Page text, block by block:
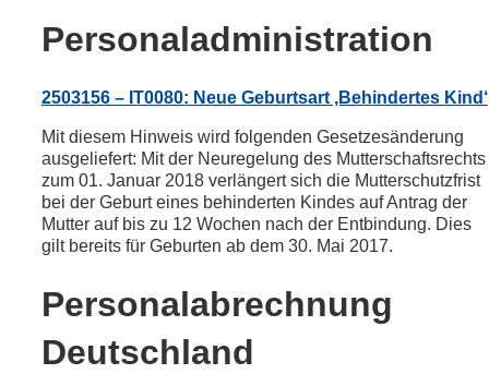
Personaladministration
2503156 – IT0080: Neue Geburtsart ‚Behindertes Kind‘
Mit diesem Hinweis wird folgenden Gesetzesänderung
ausgeliefert: Mit der Neuregelung des Mutterschaftsrechts
zum 01. Januar 2018 verlängert sich die Mutterschutzfrist
bei der Geburt eines behinderten Kindes auf Antrag der
Mutter auf bis zu 12 Wochen nach der Entbindung. Dies
gilt bereits für Geburten ab dem 30. Mai 2017.
Personalabrechnung
Deutschland